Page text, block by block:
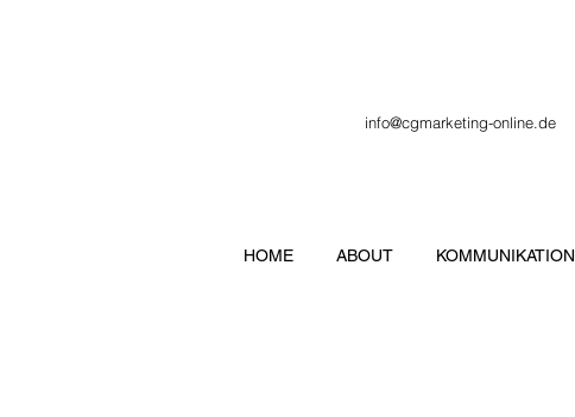
info@cgmarketing-online.de
HOME ABOUT KOMMUNIKATION